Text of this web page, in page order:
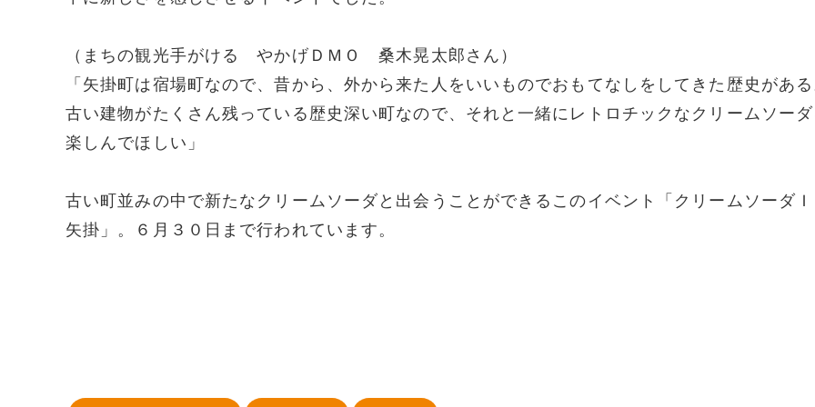
（まちの観光手がける やかげＤＭＯ 桑木晃太郎さん）
「矢掛町は宿場町なので、昔から、外から来た人をいいものでおもてなしをしてきた歴史がある
古い建物がたくさん残っている歴史深い町なので、それと一緒にレトロチックなクリームソーダ
楽しんでほしい」
古い町並みの中で新たなクリームソーダと出会うことができるこのイベント「クリームソーダＩ
矢掛」。６月３０日まで行われています。